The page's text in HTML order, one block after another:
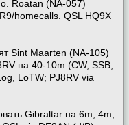
Roatan (NA-057)
homecalls. QSL HQ9X
Sint Maarten (NA-105)
на 40-10m (CW, SSB,
LoTW; PJ8RV via
Gibraltar на 6m, 4m,